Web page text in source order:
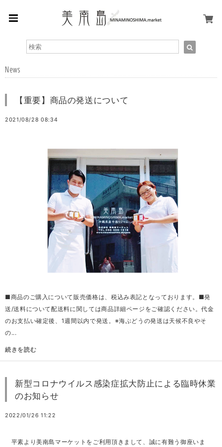
News
【重要】商品の発送について
2021/08/28 08:34
■商品のご購入について販売価格は、税込み表記となっております。■発
送/送料について配送料に関しては商品詳細ページをご確認ください。代金
のお支払い確定後、1週間以内で発送。※海ぶどうの発送は天候不良やそ
の...
続きを読む
新型コロナウイルス感染症拡大防止による臨時休業
のお知らせ
2022/01/26 11:22
平素より美南島マーケットをご利用頂きまして、誠に有難う御座いま